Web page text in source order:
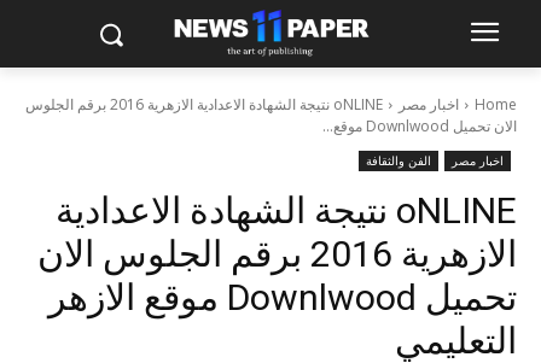
Home اخبار مصر
oNLINE نتيجة الشهادة الاعدادية الازهرية 2016 برقم الجلوس
الان تحميل Downlwood موقع...
اخبار مصر الفن والثقافة
oNLINE نتيجة الشهادة الاعدادية
الازهرية 2016 برقم الجلوس الان
تحميل Downlwood موقع الازهر
التعليمي